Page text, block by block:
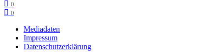
0
0
Mediadaten
Impressum
Datenschutzerklärung